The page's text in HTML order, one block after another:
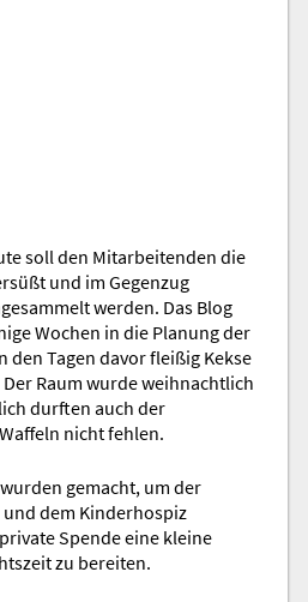
soll den Mitarbeitenden die
und im Gegenzug
werden. Das Blog
Wochen in die Planung der
den Tagen davor fleißig Kekse
Raum wurde weihnachtlich
durften auch der
nicht fehlen.
gemacht, um der
dem Kinderhospiz
Spende eine kleine
zu bereiten.